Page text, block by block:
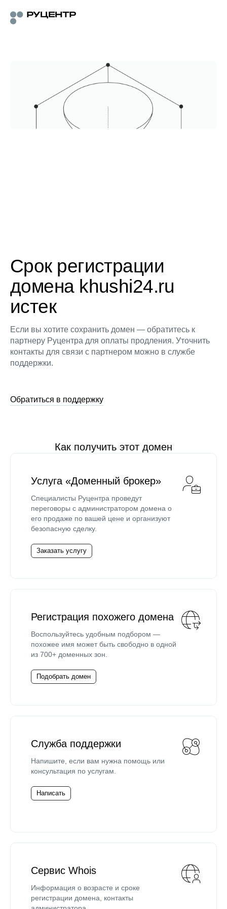
Срок регистрации
домена khushi24.ru
истек
Если вы хотите сохранить домен — обратитесь к
партнеру Руцентра для оплаты продления. Уточнить
контакты для связи с партнером можно в службе
поддержки.
Обратиться в поддержку
Как получить этот домен
Услуга «Доменный брокер»
Специалисты Руцентра проведут
переговоры с администратором домена о
его продаже по вашей цене и организуют
безопасную сделку.
Заказать услугу
Регистрация похожего домена
Воспользуйтесь удобным подбором —
похожее имя может быть свободно в одной
из 700+ доменных зон.
Подобрать домен
Служба поддержки
Напишите, если вам нужна помощь или
консультация по услугам.
Написать
Сервис Whois
Информация о возрасте и сроке
регистрации домена, контакты